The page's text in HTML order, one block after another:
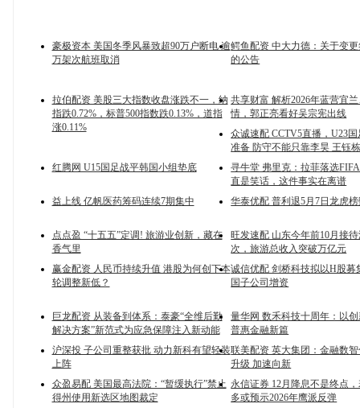
豪极资本 美国冬季风暴致超90万户断电 逾
万架次航班取消
鳄鱼配资 中大力德：关于变
的公告
拉伯配资 美股三大指数收盘涨跌不一，纳
指跌0.72%，标普500指数跌0.13%，道指
涨0.11%
共享财富 解析2026年蓝营宜
情，郭正亮看好吴宗宪出线
众诚速配 CCTV5直播，U23
准备 防守不能只靠李昊 王钰
红腾网 U15国足战平韩国小组垫底
寻牛堂 弗里克：拉菲落选
直是笑话，这件事实在离谱
益上线 亿帆医药筹码连续7期集中
华泰优配 普利退5月7日龙虎
点点盈 “十五五”定调! 旅游业创新，藏在
香气里
旺发速配 山东今年前10月接
次，旅游总收入突破万亿元
赢金配资 人民币持续升值 港股为何创下本
轮调整新低？
诚信优配 剑桥科技拟以H股募
国子公司增资
巨龙配资 从装备到体系：泰豪“全维后勤
解决方案”新范式为应急保障注入新动能
量华网 数禾科技十周年：以
普惠金融新篇
沪深投 子公司重整获批 动力新科有望轻装
上阵
联美配资 英大集团：金融数
升级 加速向新
众盈易配 美国最高法院：“暂缓执行”禁止
得州使用新选区地图裁定
永信证券 12月降息不是终点
多或预示2026年鹰派反弹